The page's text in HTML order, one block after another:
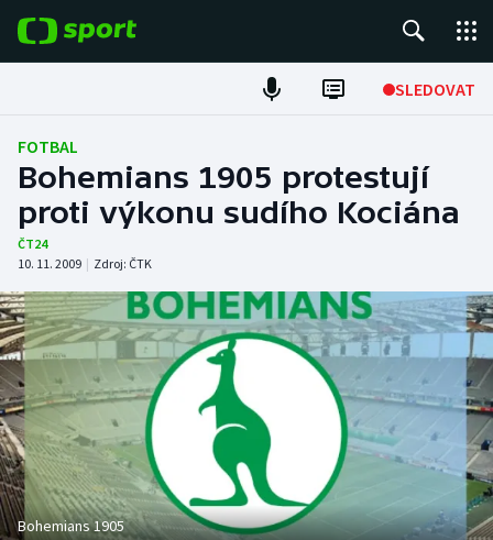
SLEDOVAT
Fotbal
Hokej
Tenis
Atletika
Cyklistika
DALŠÍ SPORTY
Americký fotbal
Baseball a softbal
NEPŘEHLÉDNĚTE
Soutěže
FOTBAL
Bohemians 1905 protestují
proti výkonu sudího Kociána
ČT24
10. 11. 2009 | Zdroj: ČTK
Bohemians 1905